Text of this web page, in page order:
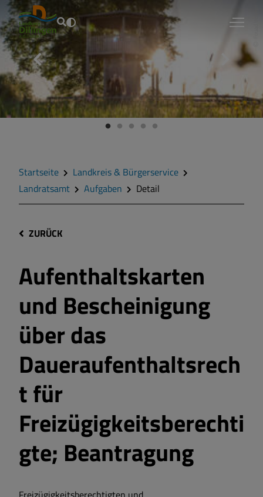
Fouad Vollmer
Startseite
Landkreis & Bürgerservice
Landratsamt
Aufgaben Detail
ZURÜCK
Aufenthaltskarten
und Bescheinigung
über das
Daueraufenthaltsrech
t für
Freizügigkeitsberechti
gte; Beantragung